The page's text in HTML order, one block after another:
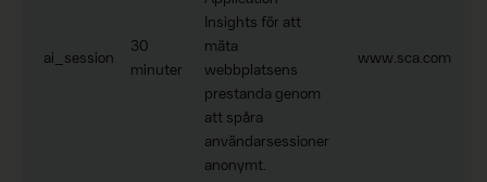
ai_session
30
minuter
Insights för att
mäta
webbplatsens
prestanda genom
att spåra
användarsessioner
anonymt.
www.sca.com